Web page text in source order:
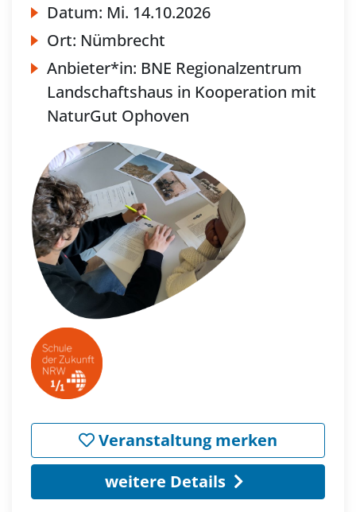
Datum: Mi. 14.10.2026
Ort: Nümbrecht
Anbieter*in: BNE Regionalzentrum
Landschaftshaus in Kooperation mit
NaturGut Ophoven
Veranstaltung merken
weitere Details